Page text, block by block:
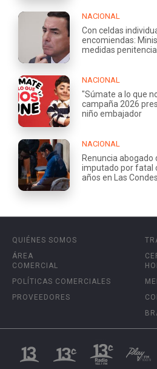
NACIONAL
Con celdas
encomiendas:
medidas
NACIONAL
"Súmate a lo que
campaña 2026
niño embajador
NACIONAL
Renuncia abogado
imputado por fatal
años en Las Condes
QUIÉNES SOMOS
ÁREA
COMERCIAL
POLÍTICAS COMERCIALES
PROVEEDORES